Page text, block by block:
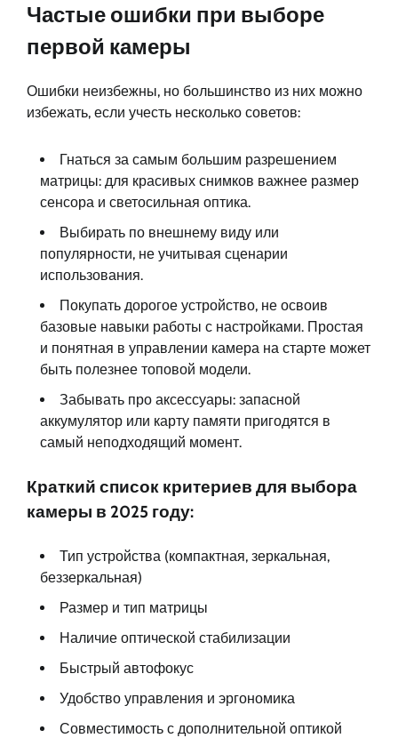
Частые ошибки при выборе
первой камеры
Ошибки неизбежны, но большинство из них можно
избежать, если учесть несколько советов:
Гнаться за самым большим разрешением
матрицы: для красивых снимков важнее размер
сенсора и светосильная оптика.
Выбирать по внешнему виду или
популярности, не учитывая сценарии
использования.
Покупать дорогое устройство, не освоив
базовые навыки работы с настройками. Простая
и понятная в управлении камера на старте может
быть полезнее топовой модели.
Забывать про аксессуары: запасной
аккумулятор или карту памяти пригодятся в
самый неподходящий момент.
Краткий список критериев для выбора
камеры в 2025 году:
Тип устройства (компактная, зеркальная,
беззеркальная)
Размер и тип матрицы
Наличие оптической стабилизации
Быстрый автофокус
Удобство управления и эргономика
Совместимость с дополнительной оптикой